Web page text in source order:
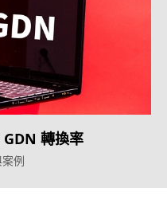
轉換率
例